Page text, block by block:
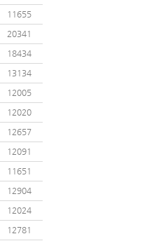
11655
20341
18434
13134
12005
12020
12657
12091
11651
12904
12024
12781